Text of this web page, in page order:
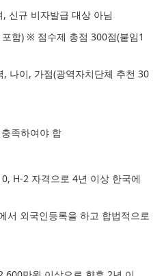
규 비자발급 대상 아님
함) ※ 점수제 총점 300점(붙임1
나이, 가점(광역자치단체 추천 30
족하여야 함
H-2 자격으로 4년 이상 한국에
서 외국인등록을 하고 합법적으로